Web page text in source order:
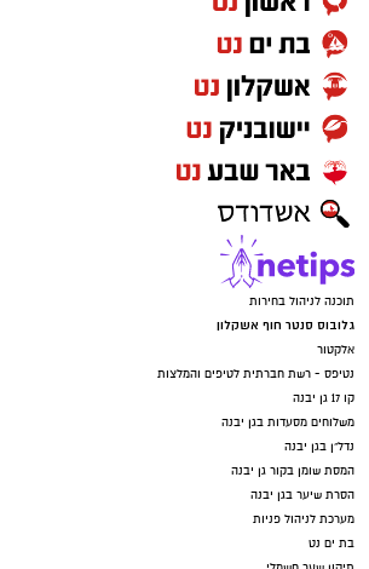
תוכנה לניהול בחירות
גלובוס סנטר חוף אשקלון
אלקטור
נטיפס - רשת חברתית לטיפים והמלצות
קו 17 גן יבנה
משלוחים מסעדות בגן יבנה
נדל"ן בגן יבנה
המסת שומן בקור גן יבנה
הסרת שיער בגן יבנה
מערכת לניהול פניות
בת ים נט